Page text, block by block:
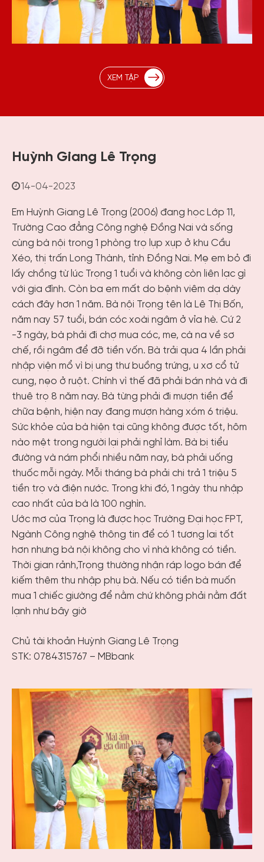
XEM TẬP
Huỳnh Giang Lê Trọng
14-04-2023
Em Huỳnh Giang Lê Trọng (2006) đang học Lớp 11,
Trường Cao đẳng Công nghệ Đồng Nai và sống
cùng bà nội trong 1 phòng trọ lụp xụp ở khu Cầu
Xéo, thị trấn Long Thành, tỉnh Đồng Nai. Mẹ em bỏ đi
lấy chồng từ lúc Trọng 1 tuổi và không còn liên lạc gì
với gia đình. Còn ba em mất do bệnh viêm dạ dày
cách đây hơn 1 năm. Bà nội Trọng tên là Lê Thị Bốn,
năm nay 57 tuổi, bán cóc xoài ngâm ở vỉa hè. Cứ 2
-3 ngày, bà phải đi chợ mua cóc, me, cà na về sơ
chế, rồi ngâm để đỡ tiền vốn. Bà trải qua 4 lần phải
nhập viện mổ vì bị ung thư buồng trứng, u xơ cổ tử
cung, nẹo ở ruột. Chính vì thế đã phải bán nhà và đi
thuê trọ 8 năm nay. Bà từng phải đi mượn tiền để
chữa bệnh, hiện nay đang mượn hàng xóm 6 triệu.
Sức khỏe của bà hiện tại cũng không được tốt, hôm
nào mệt trong người lại phải nghỉ làm. Bà bị tiểu
đường và nám phổi nhiều năm nay, bà phải uống
thuốc mỗi ngày. Mỗi tháng bà phải chi trả 1 triệu 5
tiền trọ và điện nước. Trong khi đó, 1 ngày thu nhập
cao nhất của bà là 100 nghìn.
Ước mơ của Trọng là được học Trường Đại học FPT,
Ngành Công nghệ thông tin để có 1 tương lai tốt
hơn nhưng bà nội không cho vì nhà không có tiền.
Thời gian rảnh,Trọng thường nhận ráp logo bán để
kiếm thêm thu nhập phụ bà. Nếu có tiền bà muốn
mua 1 chiếc giường để nằm chứ không phải nằm đất
lạnh như bây giờ
Chủ tài khoản Huỳnh Giang Lê Trọng
STK: 0784315767 – MBbank